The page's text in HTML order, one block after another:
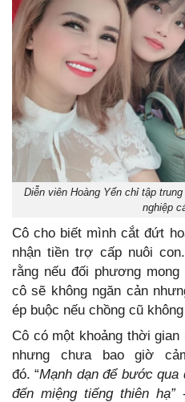
Diễn viên Hoàng Yến chỉ tập
nghiệp
Cô cho biết mình cắt đứt
nhận tiền trợ cấp nuôi
rằng nếu đối phương
cô sẽ không ngăn cản
ép buộc nếu chồng cũ
Cô có một khoảng thời
nhưng chưa bao giờ
đó. “Mạnh dạn để bước qua
đến miệng tiếng thiên hạ”-